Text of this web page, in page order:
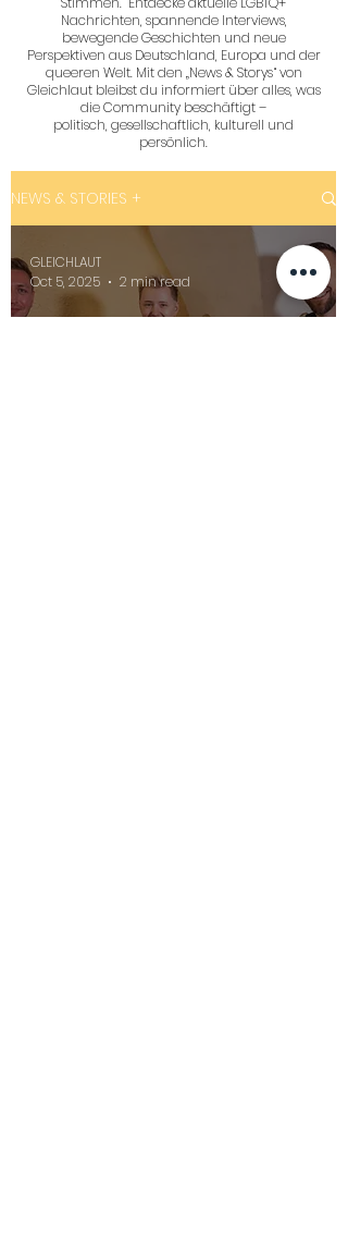
Nachrichten, spannende Interviews,
bewegende Geschichten und neue
Perspektiven aus Deutschland, Europa und der
queeren Welt. Mit den „News & Storys“ von
Gleichlaut bleibst du informiert über alles, was
die Community beschäftigt –
politisch, gesellschaftlich, kulturell und
persönlich.
NEWS & STORIES +
GLEICHLAUT
Oct 5, 2025
2 min read